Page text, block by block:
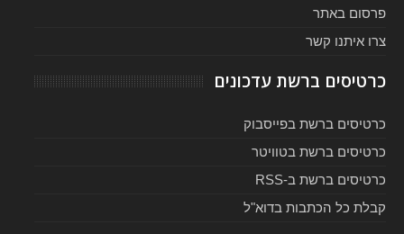
פרסום באתר
צרו איתנו קשר
כרטיסים ברשת עדכונים
כרטיסים ברשת בפייסבוק
כרטיסים ברשת בטוויטר
כרטיסים ברשת ב-RSS
קבלת כל הכתבות בדוא"ל